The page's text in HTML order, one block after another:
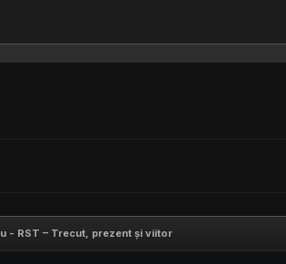
- RST – Trecut, prezent și viitor